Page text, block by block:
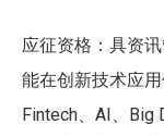
应征资格：具资
能在创新技术应
Fintech、AI、Big